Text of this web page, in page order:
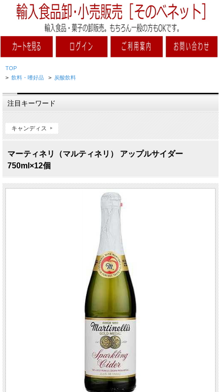
TOP
> 飲料・嗜好品 > 炭酸飲料
注目キーワード
キャンディス
マーティネリ（マルティネリ） アップルサイダー
750ml×12個